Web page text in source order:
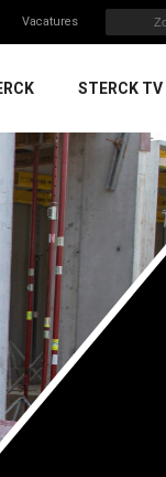
Vacatures
STERCK TV